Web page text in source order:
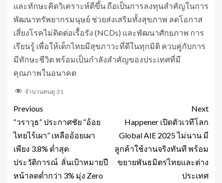
และทักษะคิดวิเคราะห์ดีขึ้น ถือเป็นการลงทุนสำคัญในการ
พัฒนาทรัพยากรมนุษย์ ช่วยส่งเสริมทั้งสุขภาพ ลดโอกาส
เสี่ยงโรคไม่ติดต่อเรื้อรัง (NCDs) และพัฒนาศักยภาพ การ
เรียนรู้ เพื่อให้เด็กไทยมีสุขภาวะที่ดีในทุกมิติ ควบคู่กับการ
มีทักษะชีวิต พร้อมเป็นกำลังสำคัญของประเทศที่มี
คุณภาพในอนาคต
จำนวนคนดู 31
Previous
“วราวุธ” ประกาศชัย “อ้อย
ไทยไร้เผา” เหลืออ้อยเผา
เพียง 3.8% ต่ำสุด
ประวัติการณ์ ลั่นเป้าหมายปี
หน้าลดต่ำกว่า 3% มุ่ง Zero
Next
Happener เปิดตัวเวทีโลก
Global AIE 2025 ไม่นาน มี
ลูกค้าใช้งานจริงทันที พร้อม
ขยายพันธมิตรไทยและต่าง
ประเทศ